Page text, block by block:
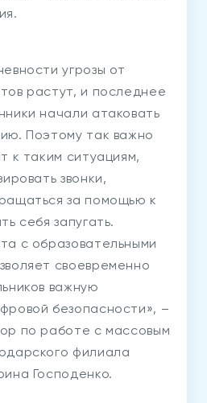
угрозы от
растут, и последнее
начали атаковать
Поэтому так важно
к таким ситуациям,
звонки,
за помощью к
себя запугать.
с образовательными
своевременно
важную
безопасности», –
по работе с массовым
филиала
Господенко.